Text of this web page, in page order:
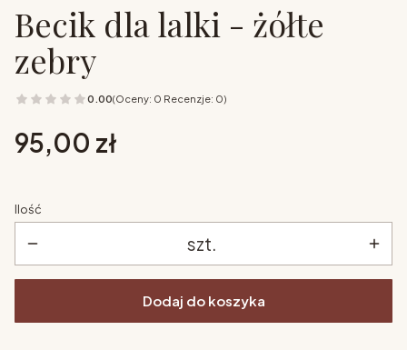
Becik dla lalki - żółte
zebry
0.00(Oceny: 0 Recenzje: 0)
Cena
95,00 zł
Ilość
szt.
Dodaj do koszyka